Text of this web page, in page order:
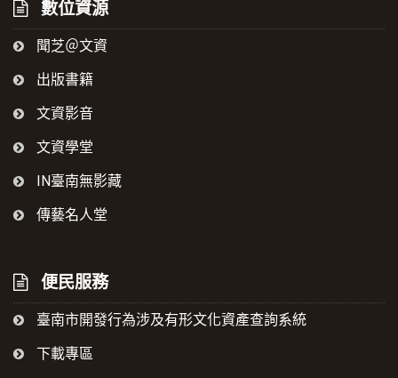
數位資源
聞芝＠文資
出版書籍
文資影音
文資學堂
IN臺南無影藏
傳藝名人堂
便民服務
臺南市開發行為涉及有形文化資產查詢系統
下載專區